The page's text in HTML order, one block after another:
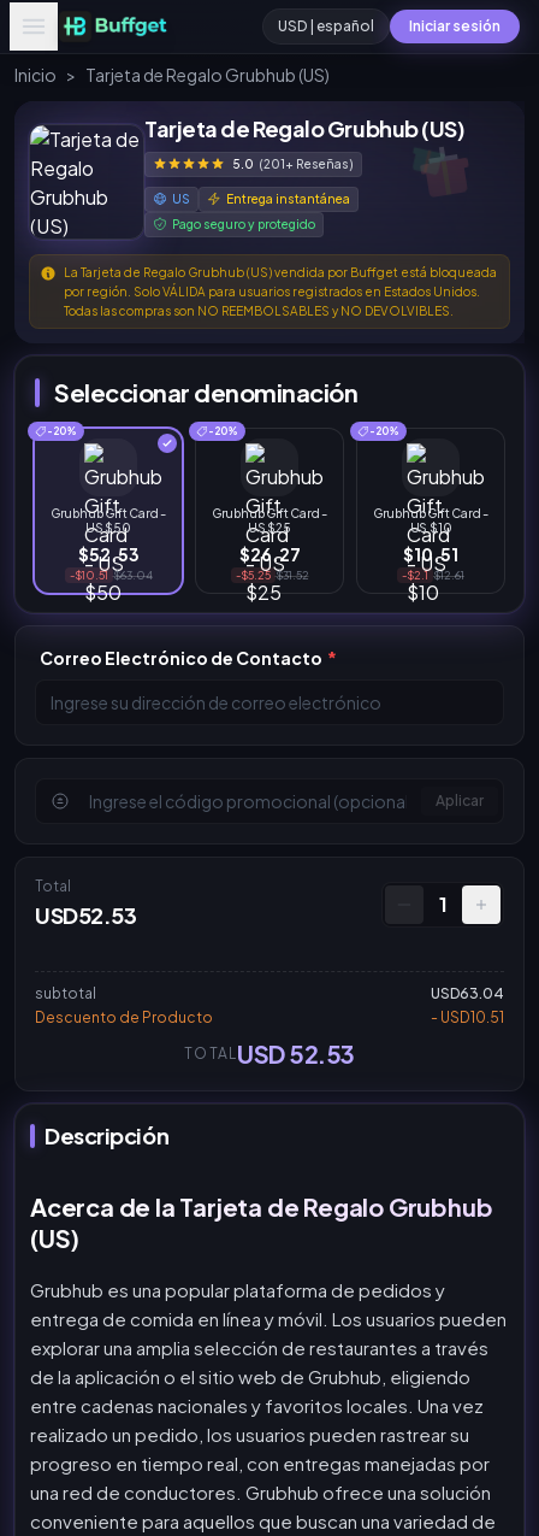
USD | español Iniciar sesión
Inicio > Tarjeta de Regalo Grubhub (US)
Tarjeta de Regalo Grubhub (US)
5.0 (201+ Reseñas)
US
Entrega instantánea
Pago seguro y protegido
La Tarjeta de Regalo Grubhub (US) vendida por Buffget está bloqueada
por región. Solo VÁLIDA para usuarios registrados en Estados Unidos.
Todas las compras son NO REEMBOLSABLES y NO DEVOLVIBLES.
Seleccionar denominación
-20%
Grubhub Gift Card -
US $50
$52.53
-$10.51 $63.04
-20%
Grubhub Gift Card -
US $25
$26.27
-$5.25 $31.52
-20%
Grubhub Gift Card -
US $10
$10.51
-$2.1 $12.61
Correo Electrónico de Contacto *
Aplicar
Total
USD52.53 1
subtotal
USD63.04
Descuento de Producto
- USD10.51
TOTAL USD 52.53
Descripción
Acerca de la Tarjeta de Regalo Grubhub
(US)
Grubhub es una popular plataforma de pedidos y
entrega de comida en línea y móvil. Los usuarios pueden
explorar una amplia selección de restaurantes a través
de la aplicación o el sitio web de Grubhub, eligiendo
entre cadenas nacionales y favoritos locales. Una vez
realizado un pedido, los usuarios pueden rastrear su
progreso en tiempo real, con entregas manejadas por
una red de conductores. Grubhub ofrece una solución
conveniente para aquellos que buscan una variedad de